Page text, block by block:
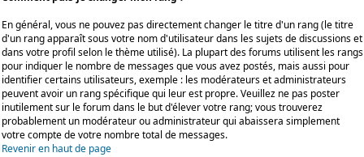
En général, vous ne pouvez pas directement changer le titre d'un rang (le titre
d'un rang apparaît sous votre nom d'utilisateur dans les sujets de discussions et
dans votre profil selon le thème utilisé). La plupart des forums utilisent les rangs
pour indiquer le nombre de messages que vous avez postés, mais aussi pour
identifier certains utilisateurs, exemple : les modérateurs et administrateurs
peuvent avoir un rang spécifique qui leur est propre. Veuillez ne pas poster
inutilement sur le forum dans le but d'élever votre rang; vous trouverez
probablement un modérateur ou administrateur qui abaissera simplement
votre compte de votre nombre total de messages.
Revenir en haut de page